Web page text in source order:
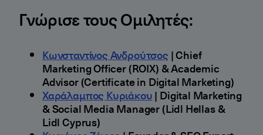
Γνώρισε τους Ομιλητές:
Κωνσταντίνος Ανδρούτσος | Chief
Marketing Officer (ROIX) & Academic
Advisor (Certificate in Digital Marketing)
Χαράλαμπος Κυριάκου| Digital Marketing
& Social Media Manager (Lidl Hellas &
Lidl Cyprus)